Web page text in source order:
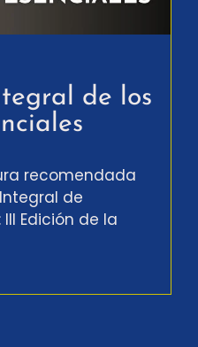
de los
recomendada
de
Edición de la